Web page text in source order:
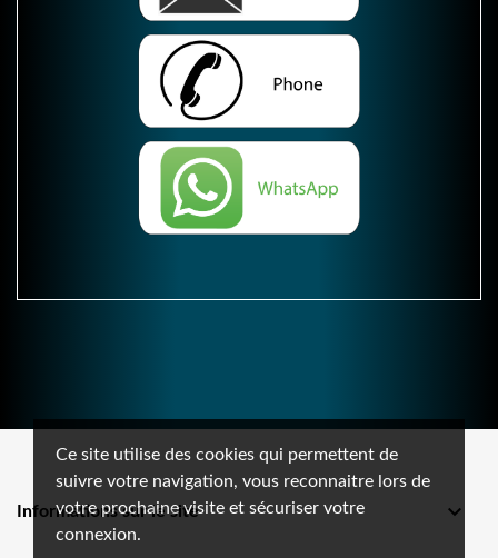
Ce site utilise des cookies qui permettent de
suivre votre navigation, vous reconnaitre lors de
votre prochaine visite et sécuriser votre
connexion.
Informations sur le site 